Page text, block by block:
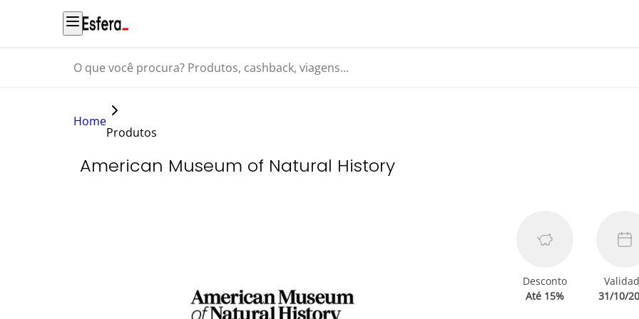
O que você procura? Produtos, cashback, viagens...
Home
Produtos
American Museum of Natural History
Desconto
Até 15%
31/10/